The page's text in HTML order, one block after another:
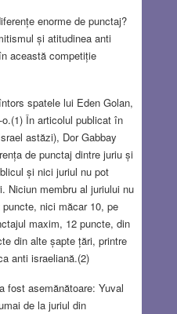
enorme de punctaj?
și atitudinea anti
această competiție
spatele lui Eden Golan,
În articolul publicat în
astăzi), Dor Gabbay
de punctaj dintre juriu și
și nici juriul nu pot
Niciun membru al juriului nu
nici măcar 10, pe
maxim, 12 puncte, din
din alte șapte țări, printre
anti israeliană.(2)
fost asemănătoare: Yuval
de la juriul din